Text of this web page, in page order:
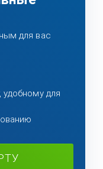
для вас
для